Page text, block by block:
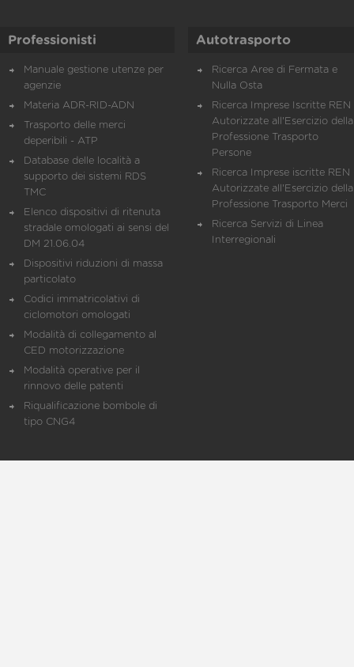
Professionisti
Manuale gestione utenze per
agenzie
Materia ADR-RID-ADN
Trasporto delle merci
deperibili - ATP
Database delle località a
supporto dei sistemi RDS
TMC
Elenco dispositivi di ritenuta
stradale omologati ai sensi del
DM 21.06.04
Dispositivi riduzioni di massa
particolato
Codici immatricolativi di
ciclomotori omologati
Modalità di collegamento al
CED motorizzazione
Modalità operative per il
rinnovo delle patenti
Riqualificazione bombole di
tipo CNG4
Autotrasporto
Ricerca Aree di Fermata e
Nulla Osta
Ricerca Imprese Iscritte REN
Autorizzate all'Esercizio della
Professione Trasporto
Persone
Ricerca Imprese iscritte REN
Autorizzate all'Esercizio della
Professione Trasporto Merci
Ricerca Servizi di Linea
Interregionali